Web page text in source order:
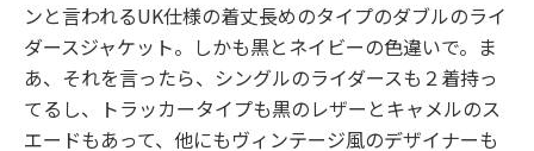
ンと言われるUK仕様の着丈長めのタイプのダブルのライ
ダースジャケット。しかも黒とネイビーの色違いで。ま
あ、それを言ったら、シングルのライダースも２着持っ
てるし、トラッカータイプも黒のレザーとキャメルのス
エードもあって、他にもヴィンテージ風のデザイナーも